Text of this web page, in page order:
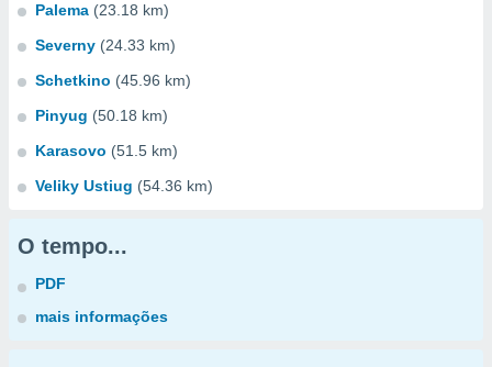
Palema (23.18 km)
Severny (24.33 km)
Schetkino (45.96 km)
Pinyug (50.18 km)
Karasovo (51.5 km)
Veliky Ustiug (54.36 km)
O tempo...
PDF
mais informações